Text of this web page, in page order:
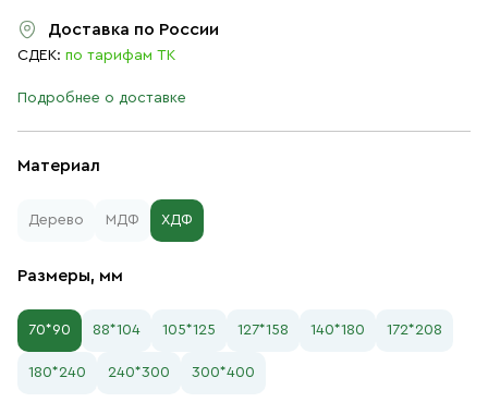
Материал
Дерево МДФ ХДФ
Размеры, мм
70*90 88*104 105*125 127*158 140*180 172*208
180*240 240*300 300*400
Доставка по России
СДЕК: по тарифам ТК
Подробнее о доставке